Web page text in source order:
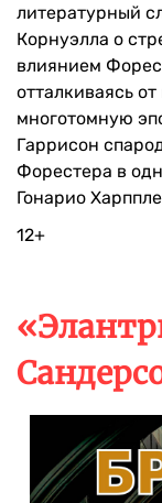
литературный
Корнуэлла о
влиянием
отталкиваясь
многотомную
Гаррисон
Форестера в
Гонарио
12+